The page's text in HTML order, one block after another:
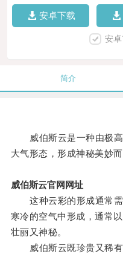
安卓下载
安
简介
威伯斯云是一种由极高
大气形态，形成神秘美妙而
威伯斯云官网网址
这种云彩的形成通常需
寒冷的空气中形成，通常
壮丽又神秘。
威伯斯云既珍贵又稀有